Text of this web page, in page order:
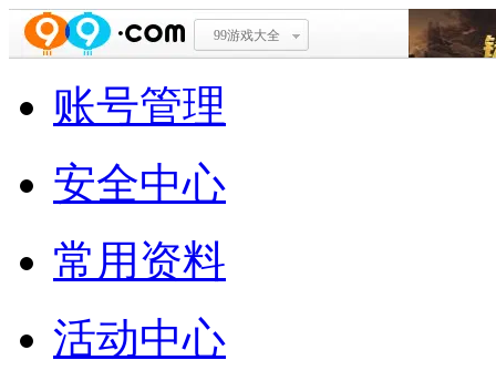
99游戏大全
账号管理
安全中心
常用资料
活动中心